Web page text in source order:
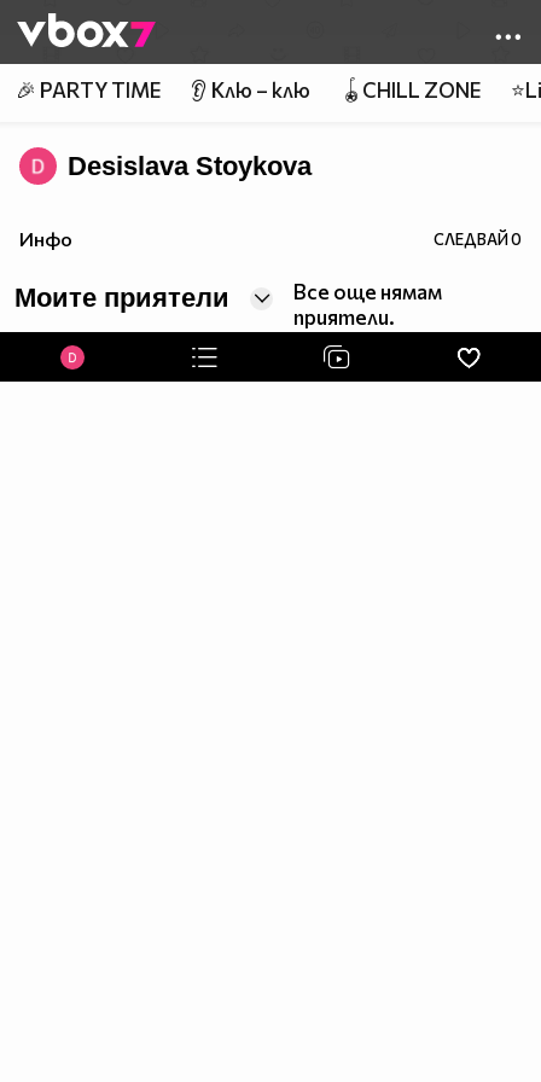
👾
🎉 PARTY TIME 👂 Клю – клю 🪀CHILL ZONE
Desislava Stoykova
Инфо СЛЕДВАЙ0
Моите приятели
Все още нямам
приятели.